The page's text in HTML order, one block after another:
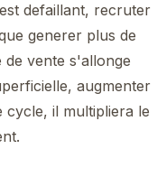
defaillant, recruter
generer plus de
de vente s'allonge
augmenter
cycle, il multipliera le